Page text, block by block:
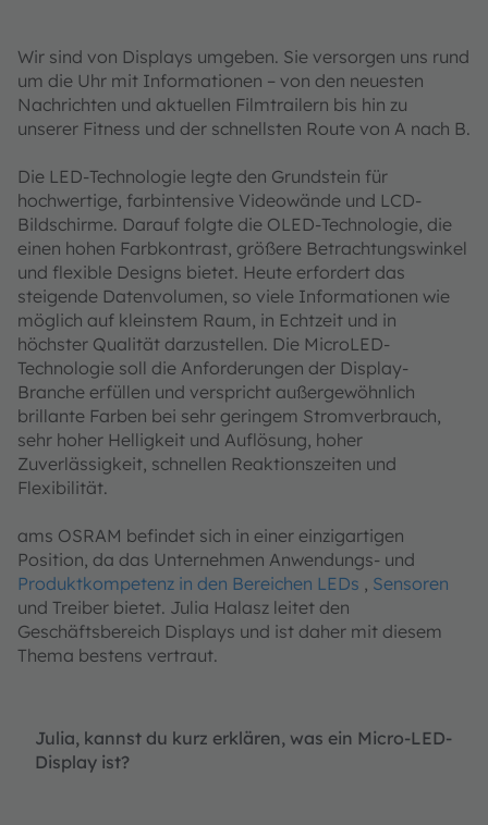
Wir sind von Displays umgeben. Sie versorgen uns rund
um die Uhr mit Informationen – von den neuesten
Nachrichten und aktuellen Filmtrailern bis hin zu
unserer Fitness und der schnellsten Route von A nach B.
Die LED-Technologie legte den Grundstein für
hochwertige, farbintensive Videowände und LCD-
Bildschirme. Darauf folgte die OLED-Technologie, die
einen hohen Farbkontrast, größere Betrachtungswinkel
und flexible Designs bietet. Heute erfordert das
steigende Datenvolumen, so viele Informationen wie
möglich auf kleinstem Raum, in Echtzeit und in
höchster Qualität darzustellen. Die MicroLED-
Technologie soll die Anforderungen der Display-
Branche erfüllen und verspricht außergewöhnlich
brillante Farben bei sehr geringem Stromverbrauch,
sehr hoher Helligkeit und Auflösung, hoher
Zuverlässigkeit, schnellen Reaktionszeiten und
Flexibilität.
ams OSRAM befindet sich in einer einzigartigen
Position, da das Unternehmen Anwendungs- und
Produktkompetenz in den Bereichen LEDs
Sensoren
und Treiber bietet. Julia Halasz leitet den
Geschäftsbereich Displays und ist daher mit diesem
Thema bestens vertraut.
Julia, kannst du kurz erklären, was ein Micro-LED-
Display ist?